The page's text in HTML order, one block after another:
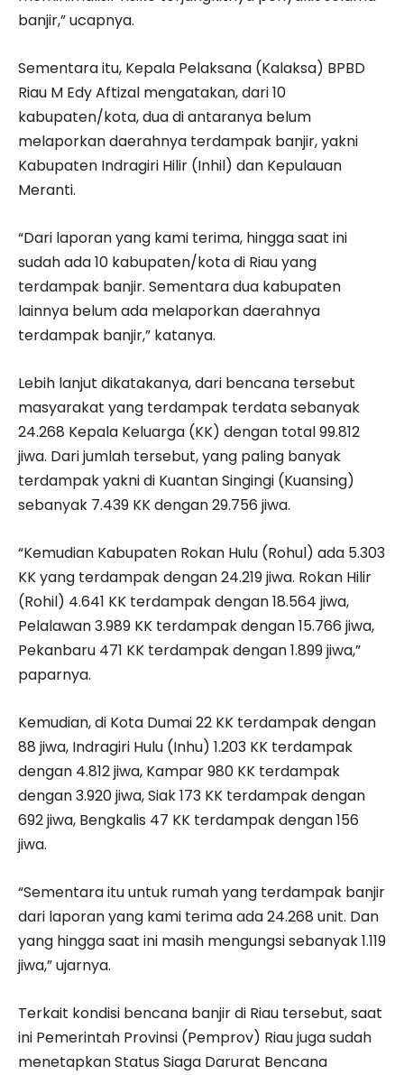
banjir,” ucapnya.
Sementara itu, Kepala Pelaksana (Kalaksa) BPBD
Riau M Edy Aftizal mengatakan, dari 10
kabupaten/kota, dua di antaranya belum
melaporkan daerahnya terdampak banjir, yakni
Kabupaten Indragiri Hilir (Inhil) dan Kepulauan
Meranti.
“Dari laporan yang kami terima, hingga saat ini
sudah ada 10 kabupaten/kota di Riau yang
terdampak banjir. Sementara dua kabupaten
lainnya belum ada melaporkan daerahnya
terdampak banjir,” katanya.
Lebih lanjut dikatakanya, dari bencana tersebut
masyarakat yang terdampak terdata sebanyak
24.268 Kepala Keluarga (KK) dengan total 99.812
jiwa. Dari jumlah tersebut, yang paling banyak
terdampak yakni di Kuantan Singingi (Kuansing)
sebanyak 7.439 KK dengan 29.756 jiwa.
“Kemudian Kabupaten Rokan Hulu (Rohul) ada 5.303
KK yang terdampak dengan 24.219 jiwa. Rokan Hilir
(Rohil) 4.641 KK terdampak dengan 18.564 jiwa,
Pelalawan 3.989 KK terdampak dengan 15.766 jiwa,
Pekanbaru 471 KK terdampak dengan 1.899 jiwa,”
paparnya.
Kemudian, di Kota Dumai 22 KK terdampak dengan
88 jiwa, Indragiri Hulu (Inhu) 1.203 KK terdampak
dengan 4.812 jiwa, Kampar 980 KK terdampak
dengan 3.920 jiwa, Siak 173 KK terdampak dengan
692 jiwa, Bengkalis 47 KK terdampak dengan 156
jiwa.
“Sementara itu untuk rumah yang terdampak banjir
dari laporan yang kami terima ada 24.268 unit. Dan
yang hingga saat ini masih mengungsi sebanyak 1.119
jiwa,” ujarnya.
Terkait kondisi bencana banjir di Riau tersebut, saat
ini Pemerintah Provinsi (Pemprov) Riau juga sudah
menetapkan Status Siaga Darurat Bencana